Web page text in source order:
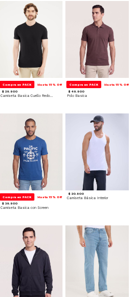
Compra en PACK Hasta 15% Off
$ 29.900
Camiseta Basica Cuello Redondo
Compra en PACK Hasta 15% Off
$ 49.900
Polo Basica
Compra en PACK Hasta 15% Off
$ 39.900
Camiseta Basica con Screen
$ 20.900
Camiseta Básica Interior